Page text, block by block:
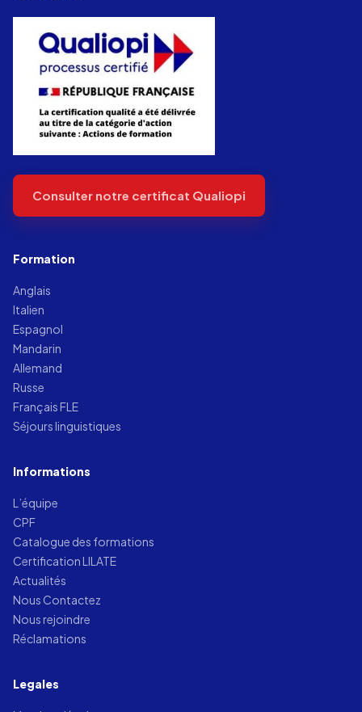
Consulter notre certificat Qualiopi
Formation
Anglais
Italien
Espagnol
Mandarin
Allemand
Russe
Français FLE
Séjours linguistiques
Informations
L’équipe
CPF
Catalogue des formations
Certification LILATE
Actualités
Nous Contactez
Nous rejoindre
Réclamations
Legales